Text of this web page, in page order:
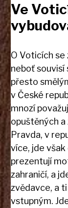
Ve
O Voticích se
neboť souvisí
přesto
v České
mnozí
opuštěných
Pravda, v
více, jde
prezentují
zahraničí, a
zvědavce, a
vstupným.